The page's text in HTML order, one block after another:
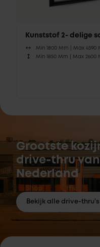
Kunststof 2- delige
Min 1800 Mm | Max 4590
Min 1850 Mm | Max 2600
Grootste
drive-thru van
Nederland
Bekijk alle drive-thru's